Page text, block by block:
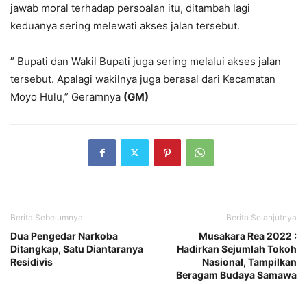
jawab moral terhadap persoalan itu, ditambah lagi
keduanya sering melewati akses jalan tersebut.
” Bupati dan Wakil Bupati juga sering melalui akses jalan
tersebut. Apalagi wakilnya juga berasal dari Kecamatan
Moyo Hulu,” Geramnya (GM)
Berita Sebelumnya
Dua Pengedar Narkoba
Ditangkap, Satu Diantaranya
Residivis
Berita Selanjutnya
Musakara Rea 2022 :
Hadirkan Sejumlah Tokoh
Nasional, Tampilkan
Beragam Budaya Samawa